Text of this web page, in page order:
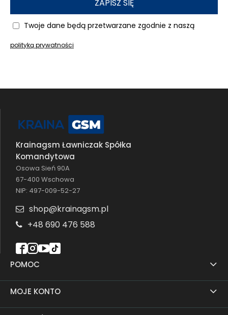
ZAPISZ SIĘ
Twoje dane będą przetwarzane zgodnie z naszą
polityką prywatności
POMOC
MOJE KONTO
Krainagsm Ławniczak Spółka
Komandytowa
Osowa Sień 90A
67-400 Wschowa
NIP: 497-009-52-27
shop@krainagsm.pl
+48 690 476 588